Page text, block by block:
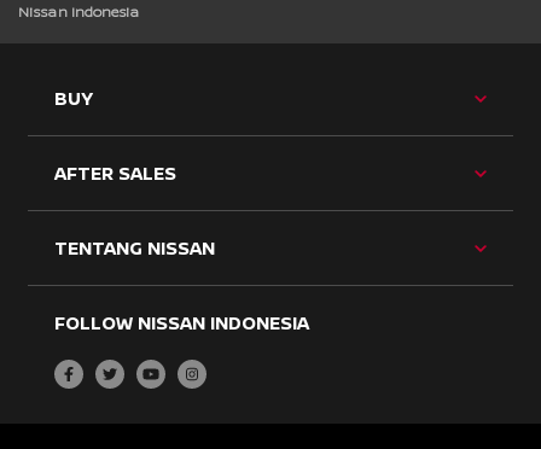
Nissan Indonesia
BUY
AFTER SALES
TENTANG NISSAN
FOLLOW NISSAN INDONESIA